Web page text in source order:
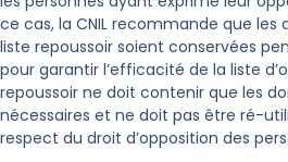
ce cas, la CNIL recommande que les
liste repoussoir soient conservées
pour garantir l’efficacité de la liste
repoussoir ne doit contenir que les
nécessaires et ne doit pas être ré-
respect du droit d’opposition des